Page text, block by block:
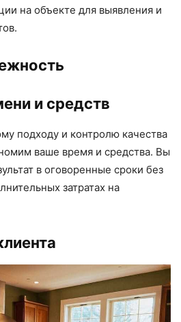
на объекте для выявления и
и средств
подходу и контролю качества
ваше время и средства. Вы
в оговоренные сроки без
затратах на